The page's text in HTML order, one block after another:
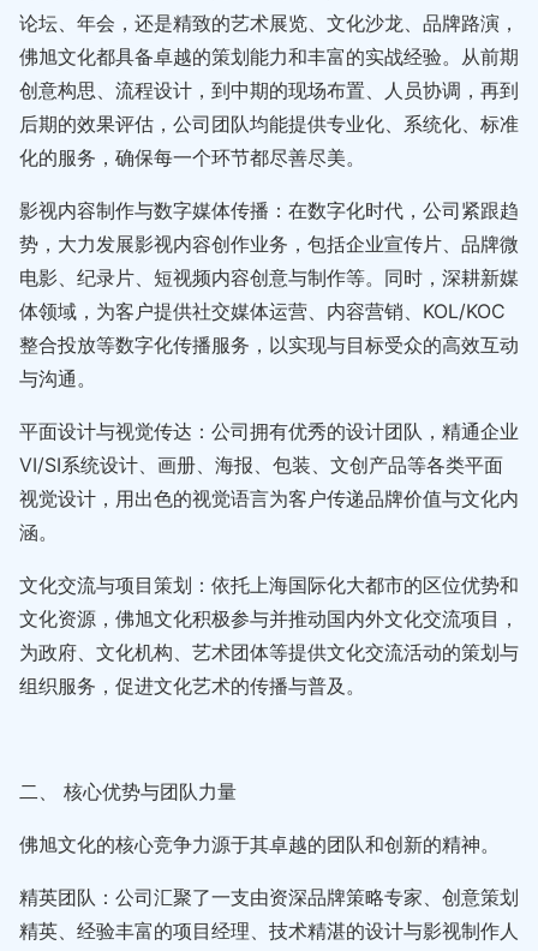
论坛、年会，还是精致的艺术展览、文化沙龙、品牌路演，
佛旭文化都具备卓越的策划能力和丰富的实战经验。从前期
创意构思、流程设计，到中期的现场布置、人员协调，再到
后期的效果评估，公司团队均能提供专业化、系统化、标准
化的服务，确保每一个环节都尽善尽美。
影视内容制作与数字媒体传播：在数字化时代，公司紧跟趋
势，大力发展影视内容创作业务，包括企业宣传片、品牌微
电影、纪录片、短视频内容创意与制作等。同时，深耕新媒
体领域，为客户提供社交媒体运营、内容营销、KOL/KOC
整合投放等数字化传播服务，以实现与目标受众的高效互动
与沟通。
平面设计与视觉传达：公司拥有优秀的设计团队，精通企业
VI/SI系统设计、画册、海报、包装、文创产品等各类平面
视觉设计，用出色的视觉语言为客户传递品牌价值与文化内
涵。
文化交流与项目策划：依托上海国际化大都市的区位优势和
文化资源，佛旭文化积极参与并推动国内外文化交流项目，
为政府、文化机构、艺术团体等提供文化交流活动的策划与
组织服务，促进文化艺术的传播与普及。
二、 核心优势与团队力量
佛旭文化的核心竞争力源于其卓越的团队和创新的精神。
精英团队：公司汇聚了一支由资深品牌策略专家、创意策划
精英、经验丰富的项目经理、技术精湛的设计与影视制作人